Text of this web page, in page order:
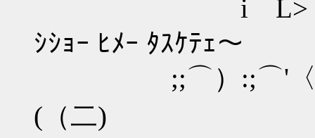
i L>；ﾟ ロ
ｼｼｮｰ ﾋﾒｰ ﾀｽｹﾃｪ～
;;⌒）:;⌒'〈.(つ
(（二)